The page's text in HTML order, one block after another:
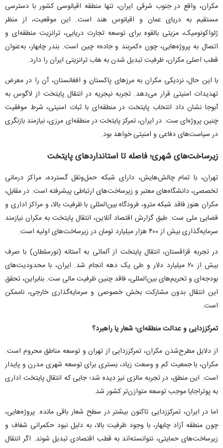
مکران، واقع در جنوب شرقی ایران، تنها منطقه اقیانوسی کشور با دسترسی
مستقیم به دریای عمان و اقیانوس هند است. این موقعیت، از منظر
ژئواکونومیک، مزیتی بالقوه برای توسعه تجارت دریایی، ترانزیت منطقه‌ای و
اتصال به پروژه‌هایی، چون «کمربند و جاده» چین است. بندر چابهار، به‌عنوان
قطب اصلی مکران، ظرفیت تبدیل شدن به هاب ترانزیتی ایران را دارد.
با این حال، نزدیکی مکران به مرز‌های پاکستان و افغانستان، آن را در معرض
تهدیدات امنیتی قرار می‌دهد. تجربه نیجریه در انتقال پایتخت از لاگوس به
آبوجا نشان داد انتخاب پایتخت در منطقه‌ای با ثبات امنیتی، شرط موفقیت
چنین پروژه‌ای ست. در ایران، تمرکز پایتخت در منطقه‌ای مرزی، نیازمند بازنگری
در سیاست‌های دفاعی و امنیتی خواهد بود.
زیرساخت‌های شهری؛ فاصله تا استاندارد‌های پایتخت
تهران، با تمام چالش‌هایش، دارای شبکه حمل‌ونقل گسترده، مراکز درمانی
تخصصی، دانشگاه‌های معتبر و زیرساخت‌های ارتباطی پیشرفته است. در مقابل،
مکران هنوز فاقد شبکه مترو، فرودگاه بین‌المللی با ظرفیت بالا، و مراکز اداری و
قضایی ملی ست. طبق گزارش اقتصاد آنلاین، انتقال پایتخت به مکران نیازمند
سرمایه‌گذاری بیش از ۴۰۰ هزار میلیارد تومان در زیرساخت‌های اولیه است.
در تجربه قزاقستان، انتقال پایتخت از آلماتی به آستانه (نورسلطان) با صرف
بیش از ۲۰ میلیارد دلار و طی یک دهه انجام شد. ایران، با محدودیت‌های
بودجه‌ای و تحریم‌های بین‌المللی، فاقد چنین ظرفیت مالی ست. بنابراین، تحقق
این انتقال بدون مشارکت بخش خصوصی و سرمایه‌گذاری خارجی، ناممکن
است.
تمرکززدایی و عدالت منطقه‌ای؛ شعار یا راهبرد؟
از دلایل مطرح‌شدن مکران، تمرکززدایی از تهران و توسعه مناطق محروم است.
مکران، با جمعیت کم و وسعت زیاد، بستری برای توسعه شهری مدرن و پایدار
است. این منطق، در تجربه مالزی نیز دیده شد؛ جایی که انتقال پایتخت اداری
به پوتراجایا موجب توسعه متوازن‌تر کشور شد.
اما در ایران، تمرکززدایی تاکنون بیشتر در سطح شعار باقی مانده. پروژه‌هایی،
چون منطقه آزاد چابهار، با وجود ظرفیت بالا، به دلیل نبود حکمرانی شفاف و
زیرساخت‌های حمایتی، نتوانسته‌اند به قطب اقتصادی تبدیل شوند. اگر انتقال